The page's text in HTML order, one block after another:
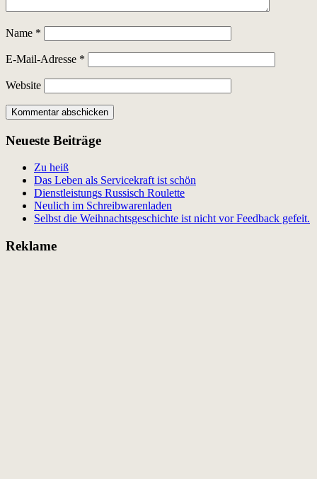
Name *
E-Mail-Adresse *
Website
Neueste Beiträge
Zu heiß
Das Leben als Servicekraft ist schön
Dienstleistungs Russisch Roulette
Neulich im Schreibwarenladen
Selbst die Weihnachtsgeschichte ist nicht vor Feedback gefeit.
Reklame